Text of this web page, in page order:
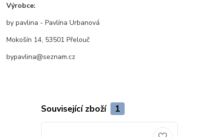
Výrobce:
by pavlina - Pavlína Urbanová
Mokošín 14, 53501 Přelouč
bypavlina@seznam.cz
Související zboží 1